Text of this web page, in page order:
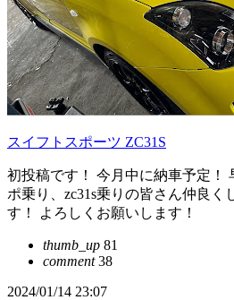
スイフトスポーツ ZC31S
初投稿です！ 今月中に納車予定！
ポ乗り、zc31s乗りの皆さん仲良く
す！ よろしくお願いします！
thumb_up 81
comment38
2024/01/14 23:07